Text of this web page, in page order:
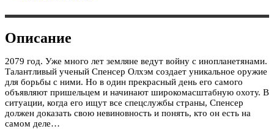
Описание
2079 год. Уже много лет земляне ведут войну с инопланетянами.
Талантливый ученый Спенсер Олхэм создает уникальное оружие
для борьбы с ними. Но в один прекрасный день его самого
объявляют пришельцем и начинают широкомасштабную охоту. В
ситуации, когда его ищут все спецслужбы страны, Спенсер
должен доказать свою невиновность и понять, кто он есть на
самом деле…